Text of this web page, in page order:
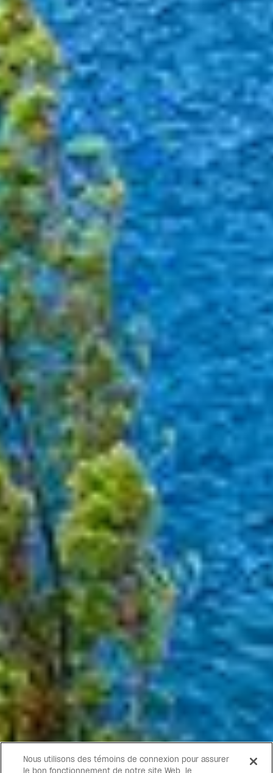
Nous utilisons des témoins de connexion pour assurer